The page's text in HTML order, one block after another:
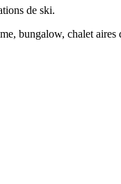
de ski.
bungalow, chalet